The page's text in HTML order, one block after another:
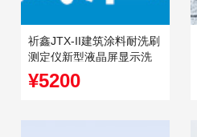
祈鑫JTX-II建筑涂料耐洗刷
测定仪新型液晶屏显示洗
刷仪测试仪
¥5200